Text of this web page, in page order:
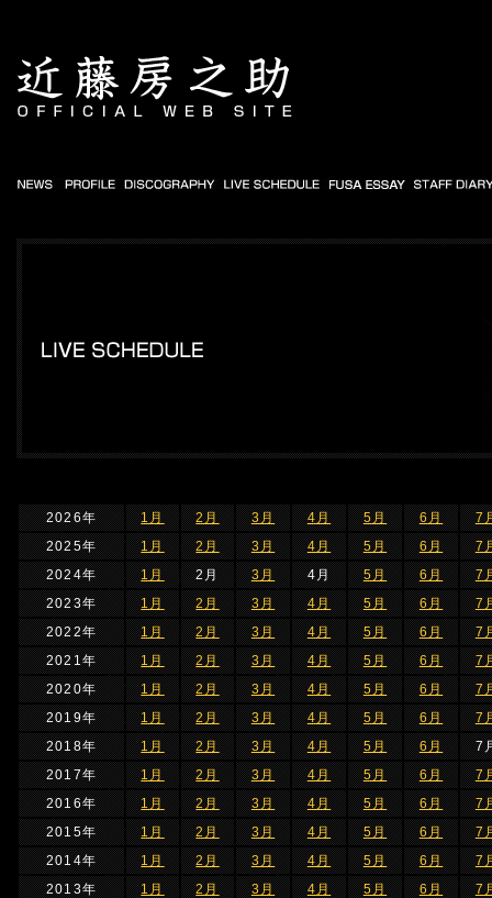
2026年 1月 2月 3月 4月 5月 6月
7
2025年
1月 2月 3月 4月 5月 6月
7
2024年
1月 2月 3月 4月 5月 6月
7
2023年
1月 2月 3月 4月 5月 6月
7
2022年
1月 2月 3月 4月 5月 6月
7
2021年
1月 2月 3月 4月 5月 6月
7
2020年
1月 2月 3月 4月 5月 6月
7
2019年
1月 2月 3月 4月 5月 6月
7
2018年
1月 2月 3月 4月 5月 6月
7
2017年
1月 2月 3月 4月 5月 6月
7
2016年
1月 2月 3月 4月 5月 6月
7
2015年
1月 2月 3月 4月 5月 6月
7
2014年
1月 2月 3月 4月 5月 6月
7
2013年
1月 2月 3月 4月 5月 6月
7